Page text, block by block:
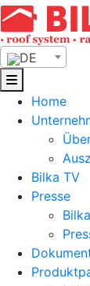
Skip
to
content
DE
Home
Bilka TV
Presse